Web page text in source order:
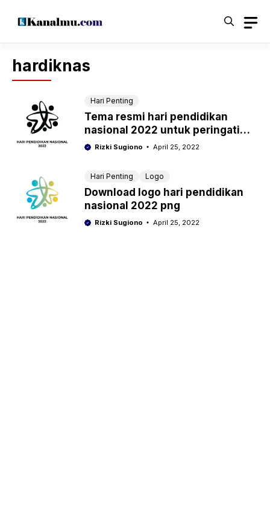
hardiknas
Hari Penting
Tema resmi hari pendidikan
nasional 2022 untuk peringati
hardiknas 2 mei
Rizki Sugiono April 25, 2022
Hari Penting Logo
Download logo hari pendidikan
nasional 2022 png
Rizki Sugiono April 25, 2022